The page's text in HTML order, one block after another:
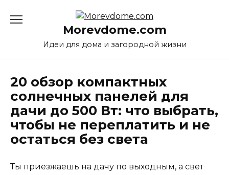
Morevdome.com
Идеи для дома и загородной жизни
20 обзор компактных
солнечных панелей для
дачи до 500 Вт: что выбрать,
чтобы не переплатить и не
остаться без света
Ты приезжаешь на дачу по выходным, а свет